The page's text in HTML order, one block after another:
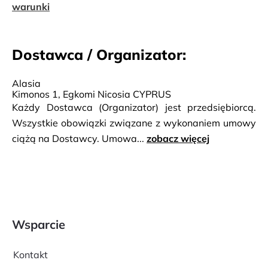
warunki
Dostawca / Organizator:
Alasia
Kimonos 1, Egkomi Nicosia CYPRUS
Każdy Dostawca (Organizator) jest przedsiębiorcą.
Wszystkie obowiązki związane z wykonaniem umowy
ciążą na Dostawcy. Umowa... zobacz więcej
Wsparcie
Kontakt